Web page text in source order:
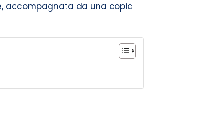
accompagnata da una copia